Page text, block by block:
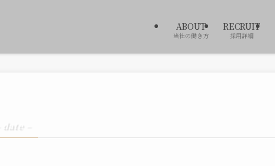
ABOUT
当社の働き方
RECRUIT
採用詳細
– date –